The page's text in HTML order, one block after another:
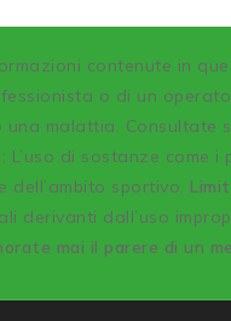
contenute in
o di un
malattia.
L’uso di sostanze come
dell’ambito sportivo.
derivanti dall’uso
mai il parere di un